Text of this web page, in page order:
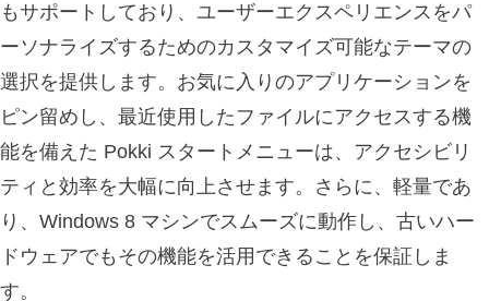
もサポートしており、ユーザーエクスペリエンスをパ
ーソナライズするためのカスタマイズ可能なテーマの
選択を提供します。お気に入りのアプリケーションを
ピン留めし、最近使用したファイルにアクセスする機
能を備えた Pokki スタートメニューは、アクセシビリ
ティと効率を大幅に向上させます。さらに、軽量であ
り、Windows 8 マシンでスムーズに動作し、古いハー
ドウェアでもその機能を活用できることを保証しま
す。